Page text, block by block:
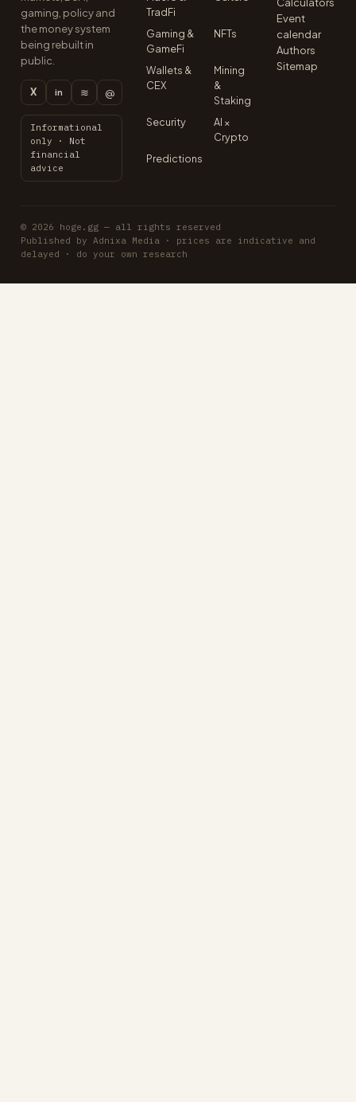
gaming, policy and
the money system
being rebuilt in
public.
X in ≋ @
Informational
only · Not
financial
advice
TradFi
Gaming &
GameFi
NFTs
Wallets &
CEX
Mining
&
Staking
Security
AI ×
Crypto
Predictions
Event
calendar
Authors
Sitemap
© 2026 hoge.gg — all rights reserved
Published by Adnixa Media · prices are indicative and
delayed · do your own research